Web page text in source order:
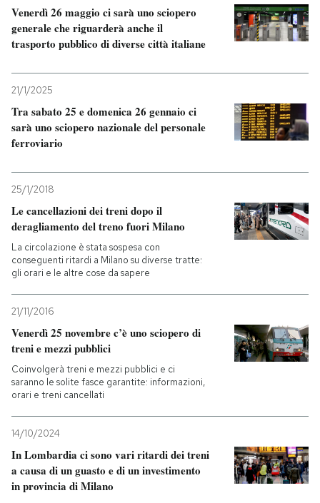
Venerdì 26 maggio ci sarà uno sciopero
generale che riguarderà anche il
trasporto pubblico di diverse città italiane
21/1/2025
Tra sabato 25 e domenica 26 gennaio ci
sarà uno sciopero nazionale del personale
ferroviario
25/1/2018
Le cancellazioni dei treni dopo il
deragliamento del treno fuori Milano
La circolazione è stata sospesa con
conseguenti ritardi a Milano su diverse tratte:
gli orari e le altre cose da sapere
21/11/2016
Venerdì 25 novembre c’è uno sciopero di
treni e mezzi pubblici
Coinvolgerà treni e mezzi pubblici e ci
saranno le solite fasce garantite: informazioni,
orari e treni cancellati
14/10/2024
In Lombardia ci sono vari ritardi dei treni
a causa di un guasto e di un investimento
in provincia di Milano